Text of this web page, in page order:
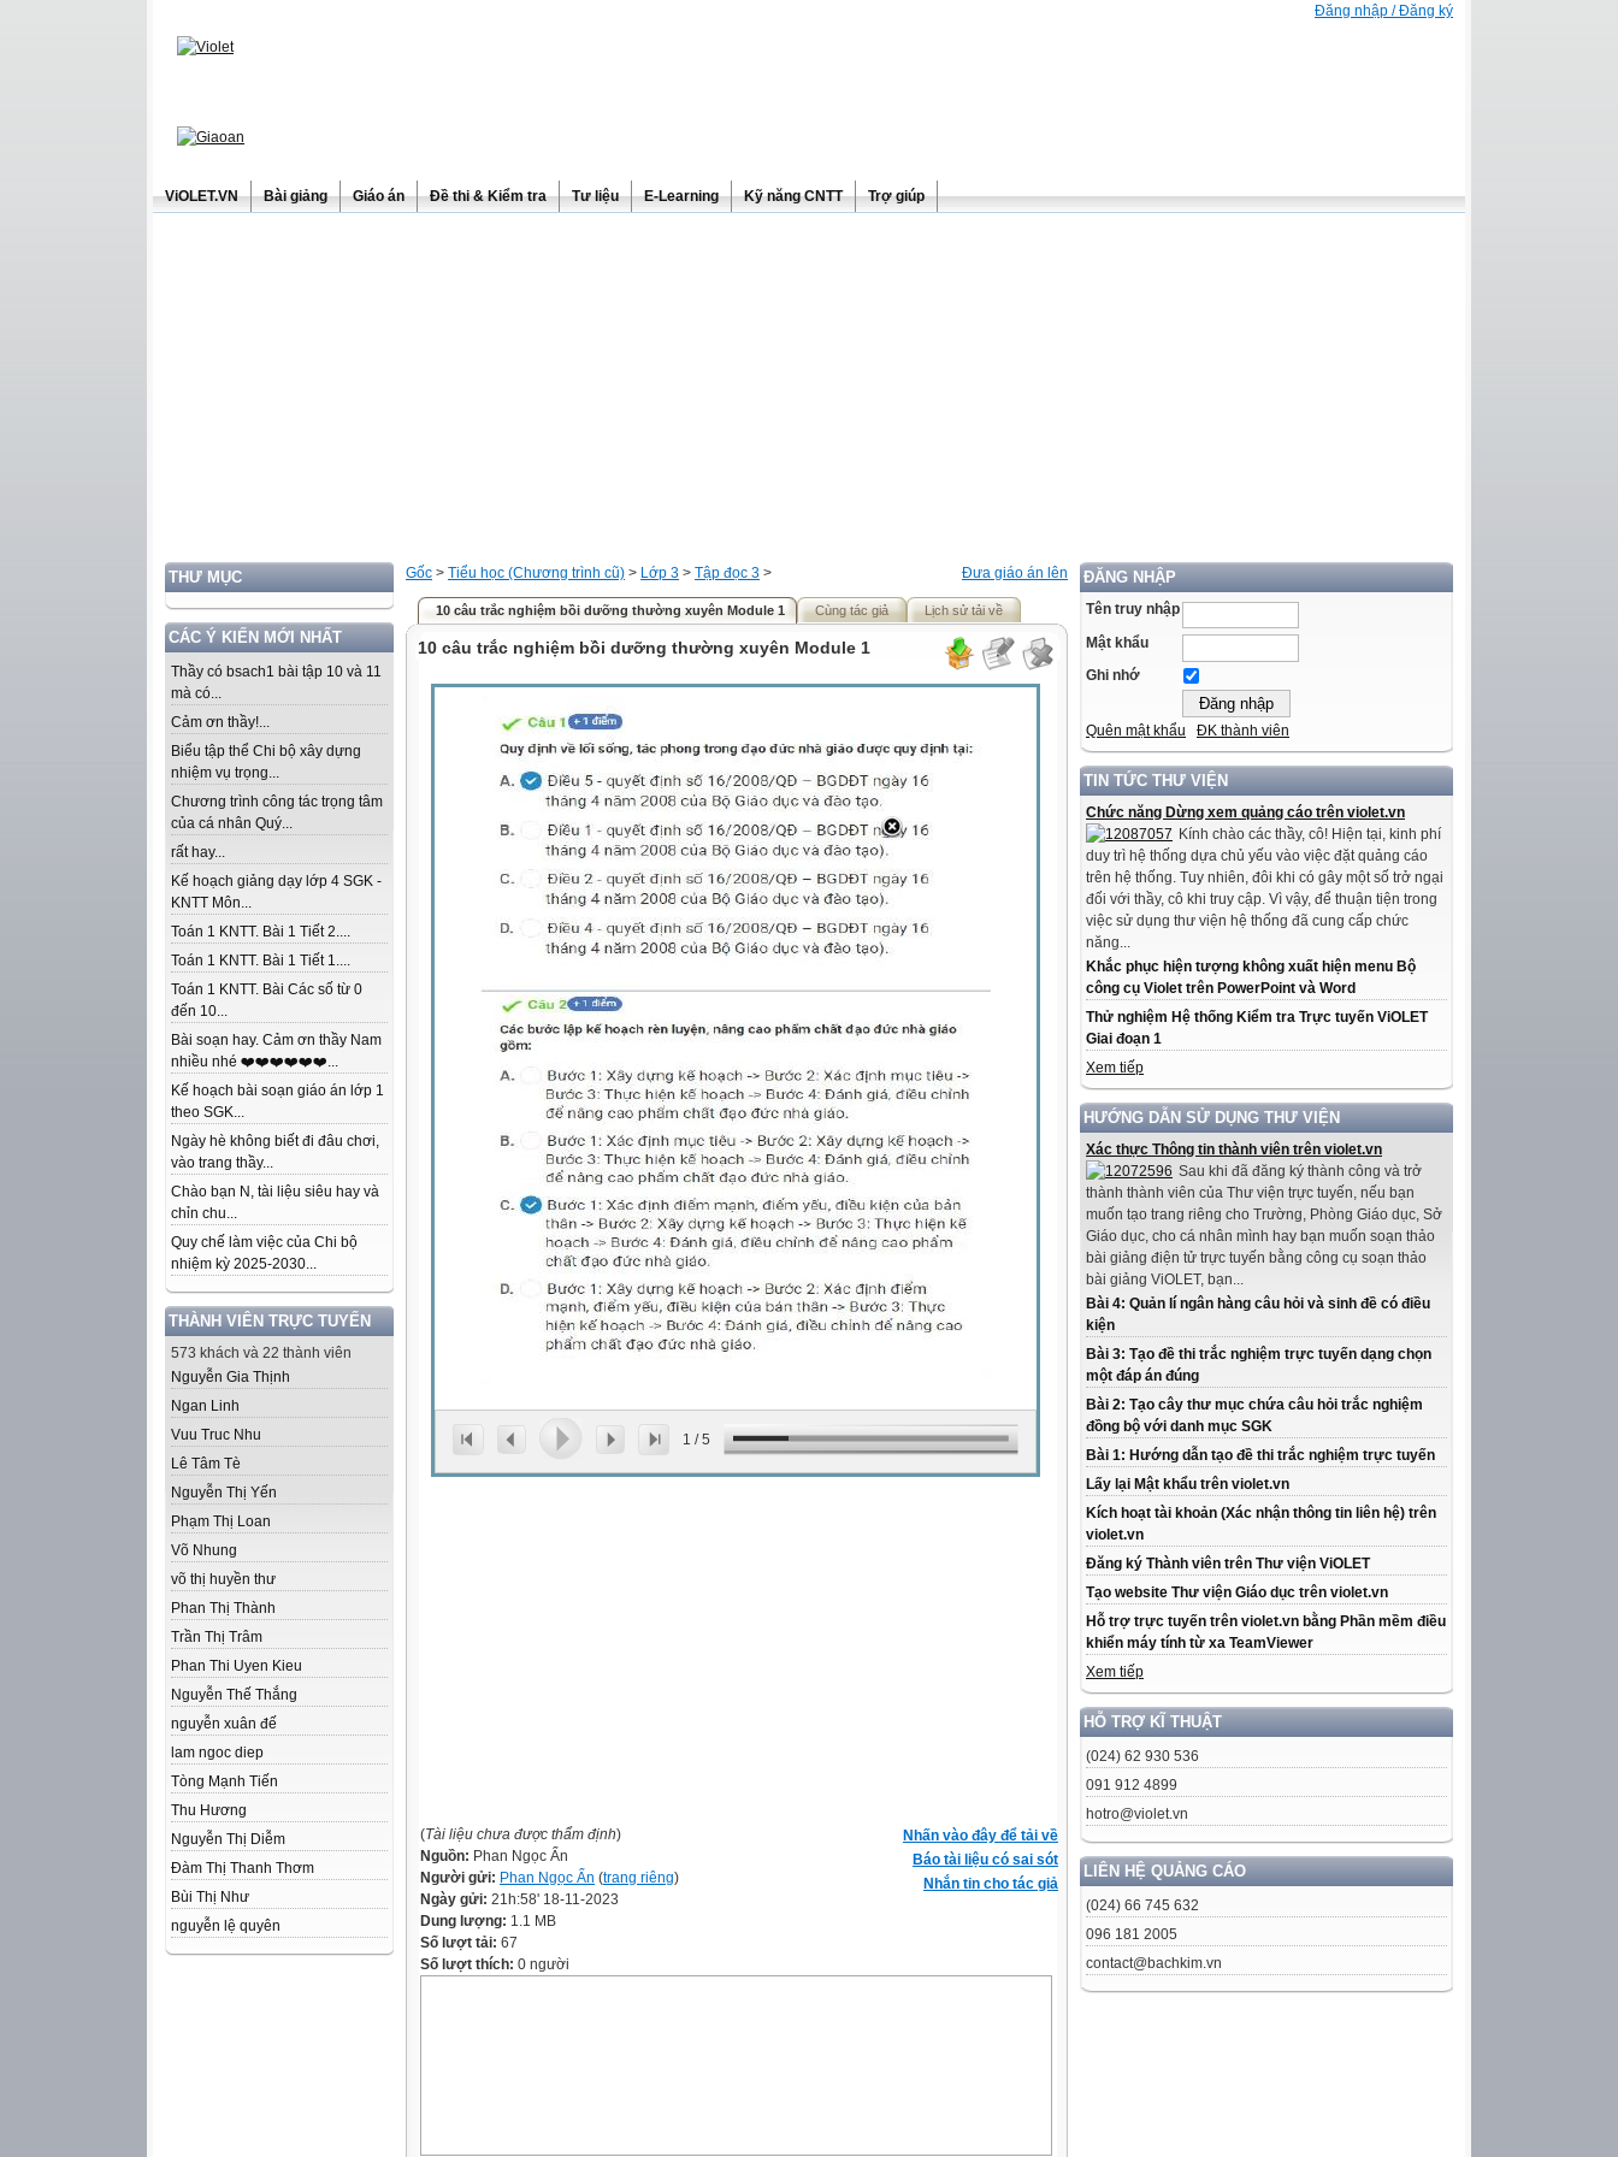
Đăng nhập / Đăng ký
ViOLET.VN Bài giảng Giáo án Đề thi & Kiểm tra Tư liệu E-Learning Kỹ năng CNTT Trợ giúp
THƯ MỤC
CÁC Ý KIẾN MỚI NHẤT
Thầy có bsach1 bài tập 10 và 11
mà có...
Cảm ơn thầy!...
Biểu tập thể Chi bộ xây dựng
nhiệm vụ trọng...
Chương trình công tác trọng tâm
của cá nhân Quý...
rất hay...
Kế hoạch giảng dạy lớp 4 SGK -
KNTT Môn...
Toán 1 KNTT. Bài 1 Tiết 2....
Toán 1 KNTT. Bài 1 Tiết 1....
Toán 1 KNTT. Bài Các số từ 0
đến 10...
Bài soạn hay. Cảm ơn thầy Nam
nhiều nhé ❤️❤️❤️❤️❤️❤️...
Kế hoạch bài soạn giáo án lớp 1
theo SGK...
Ngày hè không biết đi đâu chơi,
vào trang thầy...
Chào bạn N, tài liệu siêu hay và
chỉn chu...
Quy chế làm việc của Chi bộ
nhiệm kỳ 2025-2030...
THÀNH VIÊN TRỰC TUYẾN
573 khách và 22 thành viên
Nguyễn Gia Thịnh
Ngan Linh
Vuu Truc Nhu
Lê Tâm Tè
Nguyễn Thị Yến
Phạm Thị Loan
Võ Nhung
võ thị huyền thư
Phan Thị Thành
Trần Thị Trâm
Phan Thi Uyen Kieu
Nguyễn Thế Thắng
nguyễn xuân đế
lam ngoc diep
Tòng Mạnh Tiến
Thu Hương
Nguyễn Thị Diễm
Đàm Thị Thanh Thơm
Bùi Thị Như
nguyễn lệ quyên
ĐĂNG NHẬP
Tên truy nhập
Mật khẩu
Ghi nhớ
Quên mật khẩu ĐK thành viên
TIN TỨC THƯ VIỆN
Chức năng Dừng xem quảng cáo trên violet.vn
Kính chào các thầy, cô! Hiện tại, kinh phí
duy trì hệ thống dựa chủ yếu vào việc đặt quảng cáo
trên hệ thống. Tuy nhiên, đôi khi có gây một số trở ngại
đối với thầy, cô khi truy cập. Vì vậy, để thuận tiện trong
việc sử dụng thư viện hệ thống đã cung cấp chức
năng...
Khắc phục hiện tượng không xuất hiện menu Bộ
công cụ Violet trên PowerPoint và Word
Thử nghiệm Hệ thống Kiểm tra Trực tuyến ViOLET
Giai đoạn 1
Xem tiếp
HƯỚNG DẪN SỬ DỤNG THƯ VIỆN
Xác thực Thông tin thành viên trên violet.vn
Sau khi đã đăng ký thành công và trở
thành thành viên của Thư viện trực tuyến, nếu bạn
muốn tạo trang riêng cho Trường, Phòng Giáo dục, Sở
Giáo dục, cho cá nhân mình hay bạn muốn soạn thảo
bài giảng điện tử trực tuyến bằng công cụ soạn thảo
bài giảng ViOLET, bạn...
Bài 4: Quản lí ngân hàng câu hỏi và sinh đề có điều
kiện
Bài 3: Tạo đề thi trắc nghiệm trực tuyến dạng chọn
một đáp án đúng
Bài 2: Tạo cây thư mục chứa câu hỏi trắc nghiệm
đồng bộ với danh mục SGK
Bài 1: Hướng dẫn tạo đề thi trắc nghiệm trực tuyến
Lấy lại Mật khẩu trên violet.vn
Kích hoạt tài khoản (Xác nhận thông tin liên hệ) trên
violet.vn
Đăng ký Thành viên trên Thư viện ViOLET
Tạo website Thư viện Giáo dục trên violet.vn
Hỗ trợ trực tuyến trên violet.vn bằng Phần mềm điều
khiển máy tính từ xa TeamViewer
Xem tiếp
HỖ TRỢ KĨ THUẬT
(024) 62 930 536
091 912 4899
hotro@violet.vn
LIÊN HỆ QUẢNG CÁO
(024) 66 745 632
096 181 2005
contact@bachkim.vn
Đưa giáo án lên
Gốc > Tiểu học (Chương trình cũ) > Lớp 3 > Tập đọc 3 >
10 câu trắc nghiệm bồi dưỡng thường xuyên Module 1 Cùng tác giả Lịch sử tải về
10 câu trắc nghiệm bồi dưỡng thường xuyên Module 1
1 /5
Nhấn vào đây để tải về
Báo tài liệu có sai sót
Nhắn tin cho tác giả
(Tài liệu chưa được thẩm định)
Nguồn: Phan Ngọc Ẩn
Người gửi: Phan Ngọc Ẩn (trang riêng)
Ngày gửi: 21h:58' 18-11-2023
Dung lượng: 1.1 MB
Số lượt tải: 67
Số lượt thích: 0 người